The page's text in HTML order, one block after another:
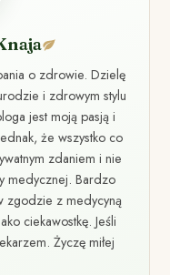
o zdrowie. Dzielę
i zdrowym stylu
jest moją pasją i
że wszystko co
zdaniem i nie
medycznej. Bardzo
zgodzie z medycyną
ciekawostkę. Jeśli
Życzę miłej